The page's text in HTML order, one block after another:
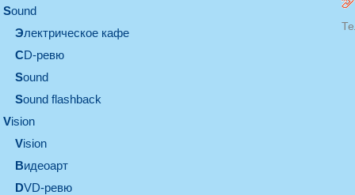
sound
электрическое кафе
CD-ревю
sound
Sound flashback
vision
vision
видеоарт
DVD-ревю